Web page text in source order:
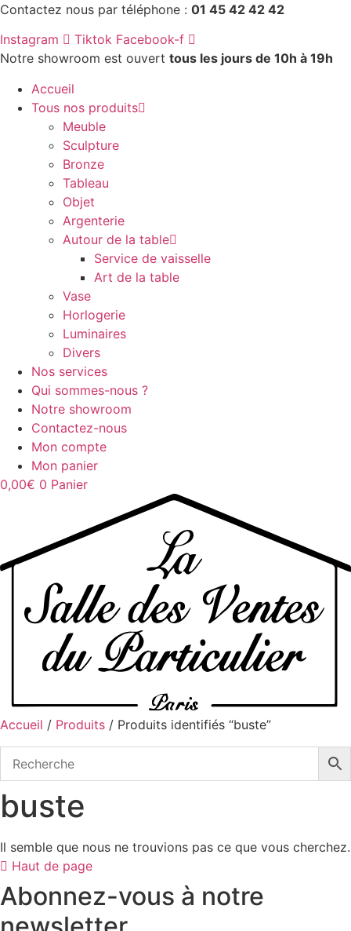
Aller
contenu
Contactez nous par téléphone : 01 45 42 42 42
Instagram
Tiktok Facebook-f
Notre showroom est ouvert tous les jours de 10h à 19h
Accueil
Tous nos produits
Meuble
Sculpture
Bronze
Tableau
Objet
Argenterie
Autour de la table
Service de vaisselle
Art de la table
Vase
Horlogerie
Luminaires
Divers
Nos services
Qui sommes-nous ?
Notre showroom
Contactez-nous
Mon compte
Mon panier
0,00€ 0 Panier
Accueil / Produits / Produits identifiés “buste”
buste
Il semble que nous ne trouvions pas ce que vous cherchez.
Haut de page
Abonnez-vous à notre